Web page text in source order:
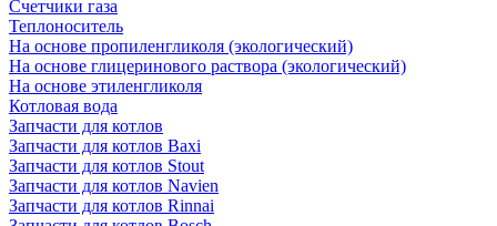
Счетчики газа
Теплоноситель
На основе пропиленгликоля (экологический)
На основе глицеринового раствора (экологический)
На основе этиленгликоля
Котловая вода
Запчасти для котлов
Запчасти для котлов Baxi
Запчасти для котлов Stout
Запчасти для котлов Navien
Запчасти для котлов Rinnai